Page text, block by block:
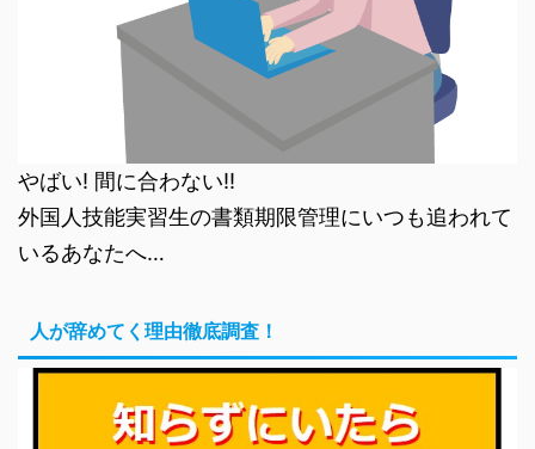
やばい! 間に合わない!!
外国人技能実習生の書類期限管理にいつも追われて
いるあなたへ…
人が辞めてく理由徹底調査！